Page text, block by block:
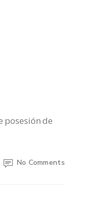
posesión de
No Comments